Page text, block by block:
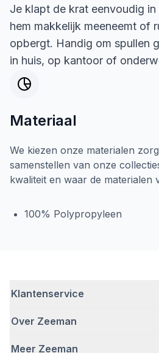
Je klapt de krat eenvoudig
hem makkelijk meeneemt of
opbergt. Handig om spullen
in huis, op kantoor of
Materiaal
We kiezen onze materialen
samenstellen van onze
kwaliteit en waar de materialen
100% Polypropyleen
Klantenservice
Veelgestelde vragen
Over Zeeman
Meer Zeeman